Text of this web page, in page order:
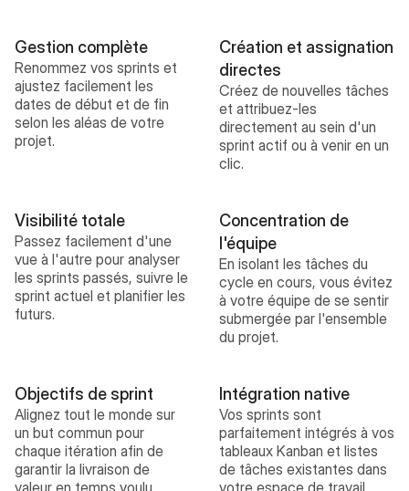
Gestion complète
Renommez vos sprints et
ajustez facilement les
dates de début et de fin
selon les aléas de votre
projet.
Création et assignation
directes
Créez de nouvelles tâches
et attribuez-les
directement au sein d'un
sprint actif ou à venir en un
clic.
Visibilité totale
Passez facilement d'une
vue à l'autre pour analyser
les sprints passés, suivre le
sprint actuel et planifier les
futurs.
Concentration de
l'équipe
En isolant les tâches du
cycle en cours, vous évitez
à votre équipe de se sentir
submergée par l'ensemble
du projet.
Objectifs de sprint
Alignez tout le monde sur
un but commun pour
chaque itération afin de
garantir la livraison de
valeur en temps voulu.
Intégration native
Vos sprints sont
parfaitement intégrés à vos
tableaux Kanban et listes
de tâches existantes dans
votre espace de travail.